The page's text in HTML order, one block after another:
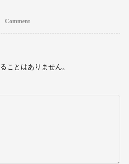
Comment
ことはありません。